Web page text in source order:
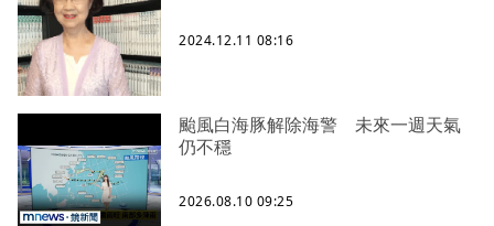
2024.12.11 08:16
颱風白海豚解除海警 未來一週天氣
仍不穩
2026.08.10 09:25